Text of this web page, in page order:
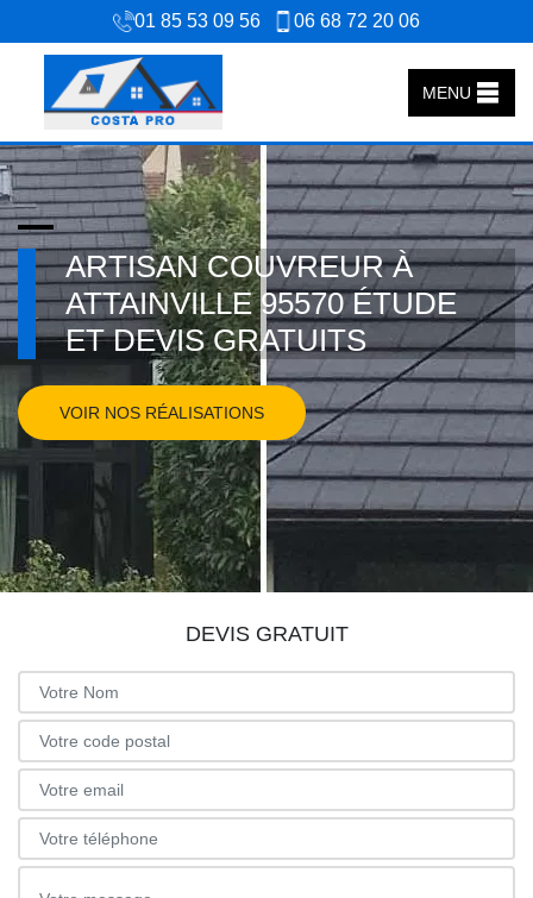
01 85 53 09 56 06 68 72 20 06
MENU
ARTISAN COUVREUR À
ATTAINVILLE 95570 ÉTUDE
ET DEVIS GRATUITS
VOIR NOS RÉALISATIONS
DEVIS GRATUIT